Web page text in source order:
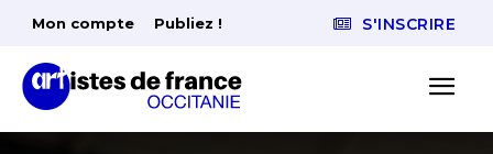
Mon compte Publiez ! S'INSCRIRE